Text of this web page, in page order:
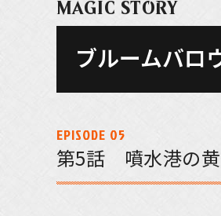
MAGIC STORY
ブルームバロ
EPISODE 05
第5話 噴水港の